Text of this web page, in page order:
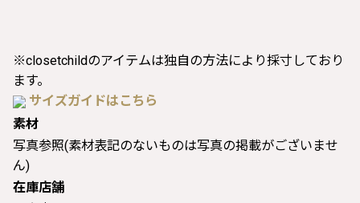
※closetchildのアイテムは独自の方法により採寸しており
ます。
サイズガイドはこちら
素材
写真参照(素材表記のないものは写真の掲載がございませ
ん)
在庫店舗